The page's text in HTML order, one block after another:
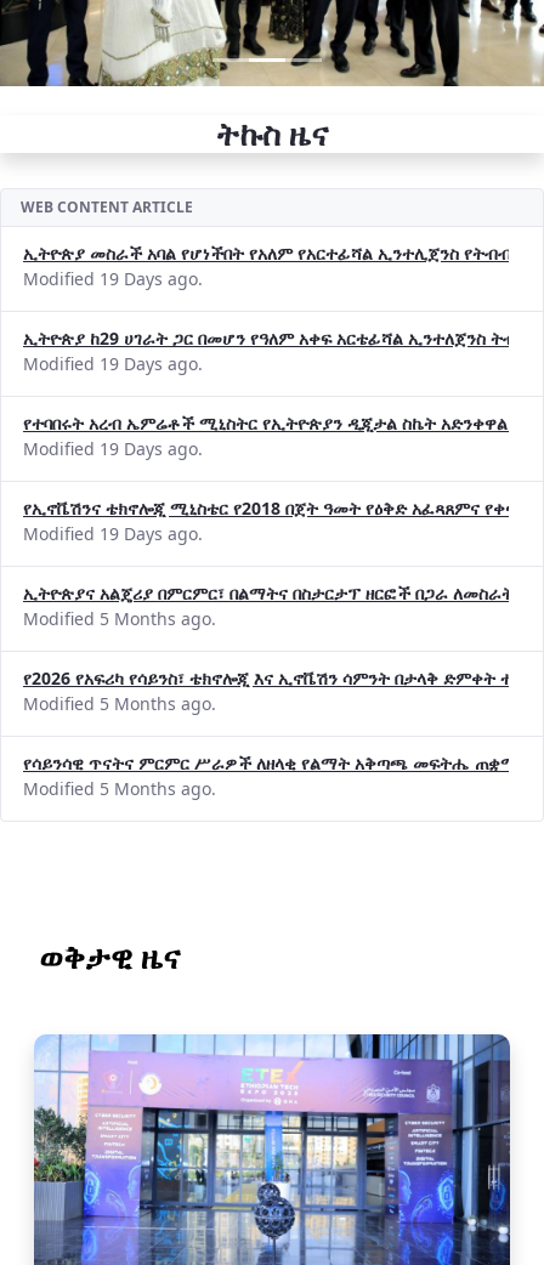
ኢትዮጵያ መስራች አባል የሆነችበት የአለም የአርተፊሻል ኢንተሊጀንስ የትብብር
Modified 19 Days ago.
ኢትዮጵያ ከ29 ሀገራት ጋር በመሆን የዓለም አቀፍ አርቴፊሻል ኢንተለጀንስ
Modified 19 Days ago.
የተባበሩት አረብ ኤምሬቶች ሚኒስትር የኢትዮጵያን ዲጂታል ስኬት አድንቀዋል
Modified 19 Days ago.
የኢኖቬሽንና ቴክኖሎጂ ሚኒስቴር የ2018 በጀት ዓመት የዕቅድ አፈጻጸምና
Modified 19 Days ago.
ኢትዮጵያና አልጄሪያ በምርምር፣ በልማትና በስታርታፕ ዘርፎች በጋራ ለመስራት
Modified 5 Months ago.
የ2026 የአፍሪካ የሳይንስ፣ ቴክኖሎጂ እና ኢኖቬሽን ሳምንት በታላቅ ድምቀት
Modified 5 Months ago.
የሳይንሳዊ ጥናትና ምርምር ሥራዎች ለዘላቂ የልማት አቅጣጫ መፍትሔ ጠቋሚ
Modified 5 Months ago.